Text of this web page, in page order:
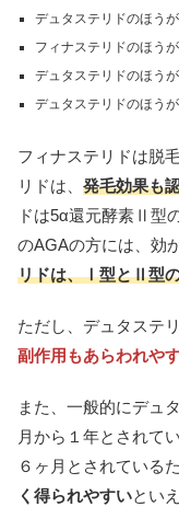
デュタステリドのほう
フィナステリドのほう
デュタステリドのほう
デュタステリドのほう
フィナステリドは脱
リドは、 発毛効果も
ドは5α還元酵素Ⅱ型
のAGAの方には、効
リドは、Ⅰ型とⅡ型
ただし、デュタステ
副作用もあらわれや
また、一般的にデュ
月から１年とされて
６ヶ月とされているた
く得られやすいとい